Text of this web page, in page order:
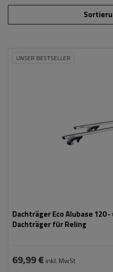
UNSER BESTSELLER
Dachträger Eco Alubase 120
Dachträger für Reling
69,99 € inkl. MwSt